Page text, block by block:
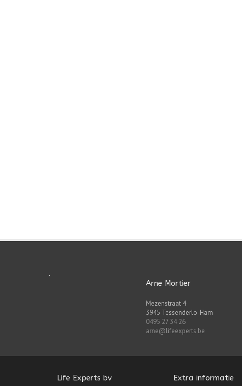
Arne Mortier
Mezenstraat 4
3945 Tessenderlo-Ham
0495 27 34 26
arne@lifeexperts.be
Life Experts bv Extra informatie